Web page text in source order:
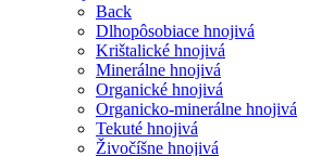
Back
Dlhopôsobiace hnojivá
Krištalické hnojivá
Minerálne hnojivá
Organické hnojivá
Organicko-minerálne hnojivá
Tekuté hnojivá
Živočíšne hnojivá